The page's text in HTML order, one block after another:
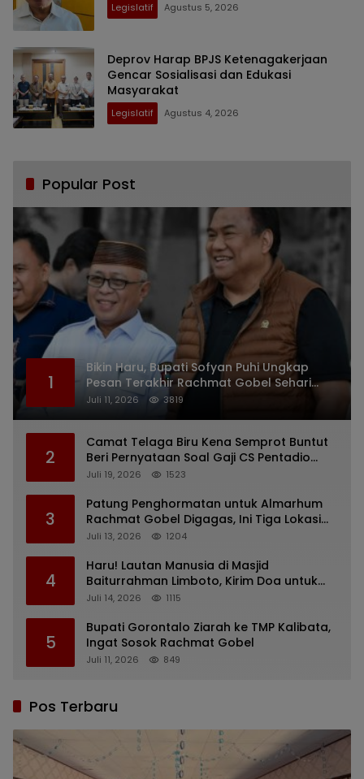
Legislatif Agustus 5, 2026
Deprov Harap BPJS Ketenagakerjaan
Gencar Sosialisasi dan Edukasi
Masyarakat
Legislatif Agustus 4, 2026
Popular Post
1
Bikin Haru, Bupati Sofyan Puhi Ungkap
Pesan Terakhir Rachmat Gobel Sehari
Sebelum Wafat
Juli 11, 2026 3819
2
Camat Telaga Biru Kena Semprot Buntut
Beri Pernyataan Soal Gaji CS Pentadio
Barat yang Nunggak
Juli 19, 2026 1523
3
Patung Penghormatan untuk Almarhum
Rachmat Gobel Digagas, Ini Tiga Lokasi
yang Diusulkan
Juli 13, 2026 1204
4
Haru! Lautan Manusia di Masjid
Baiturrahman Limboto, Kirim Doa untuk
Almarhum Rachmat Gobel
Juli 14, 2026 1115
5
Bupati Gorontalo Ziarah ke TMP Kalibata,
Ingat Sosok Rachmat Gobel
Juli 11, 2026 849
Pos Terbaru